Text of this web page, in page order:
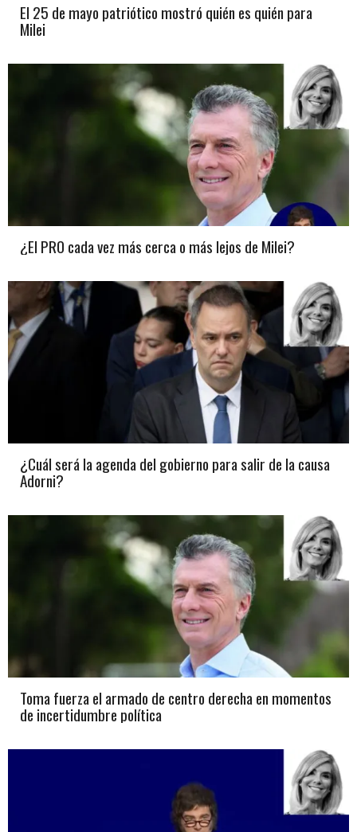
El 25 de mayo patriótico mostró quién es quién para
Milei
¿El PRO cada vez más cerca o más lejos de Milei?
¿Cuál será la agenda del gobierno para salir de la causa
Adorni?
Toma fuerza el armado de centro derecha en momentos
de incertidumbre política